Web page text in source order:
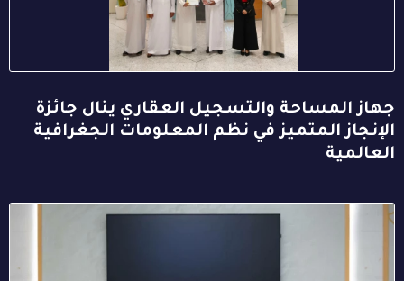
جهاز المساحة والتسجيل العقاري ينال جائزة
الإنجاز المتميز في نظم المعلومات الجغرافية
العالمية